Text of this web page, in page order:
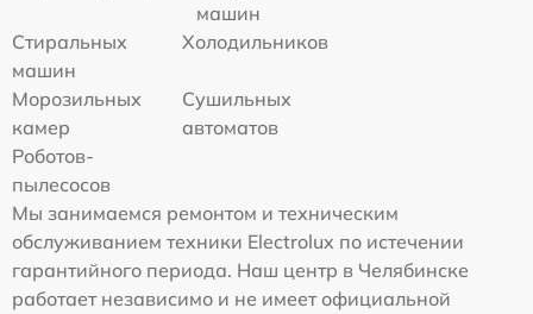
машин
Стиральных
машин
Холодильников
Морозильных
камер
Сушильных
автоматов
Роботов-
пылесосов
Мы занимаемся ремонтом и техническим
обслуживанием техники Electrolux по истечении
гарантийного периода. Наш центр в Челябинске
работает независимо и не имеет официальной